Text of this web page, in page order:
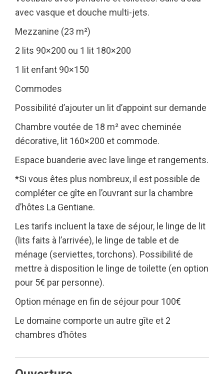
avec vasque et douche multi-jets.
Mezzanine (23 m²)
2 lits 90×200 ou 1 lit 180×200
1 lit enfant 90×150
Commodes
Possibilité d’ajouter un lit d’appoint sur demande
Chambre voutée de 18 m² avec cheminée
décorative, lit 160×200 et commode.
Espace buanderie avec lave linge et rangements.
*Si vous êtes plus nombreux, il est possible de
compléter ce gîte en l’ouvrant sur la chambre
d’hôtes La Gentiane.
Les tarifs incluent la taxe de séjour, le linge de lit
(lits faits à l’arrivée), le linge de table et de
ménage (serviettes, torchons). Possibilité de
mettre à disposition le linge de toilette (en option
pour 5€ par personne).
Option ménage en fin de séjour pour 100€
Le domaine comporte un autre gîte et 2
chambres d’hôtes